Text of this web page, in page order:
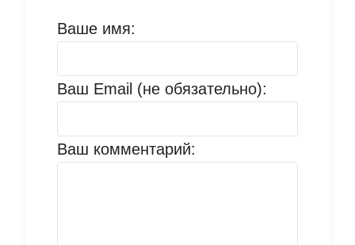
Ваше имя:
Ваш Email (не обязательно):
Ваш комментарий: